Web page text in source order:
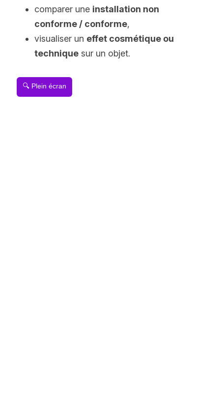
comparer une installation non
conforme / conforme,
visualiser un effet cosmétique ou
technique sur un objet.